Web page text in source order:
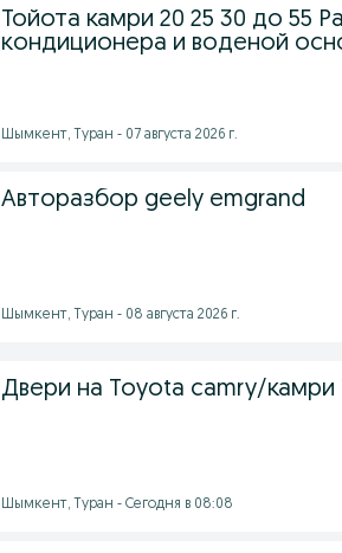
Тойота камри 20 25 30 до 55
кондиционера и воденой
Шымкент, Туран - 07 августа 2026 г.
Авторазбор geely emgrand
Шымкент, Туран - 08 августа 2026 г.
Двери на Toyota camry/
Шымкент, Туран - Сегодня в 08:08